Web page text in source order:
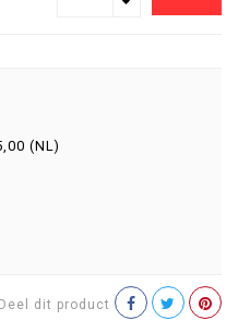
(NL)
Deel dit product